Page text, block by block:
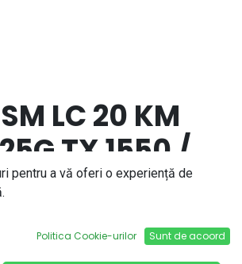
LC 20 KM
TX 1550 /
pentru a vă oferi o experiență de
Politica Cookie-urilor Sunt de acoord